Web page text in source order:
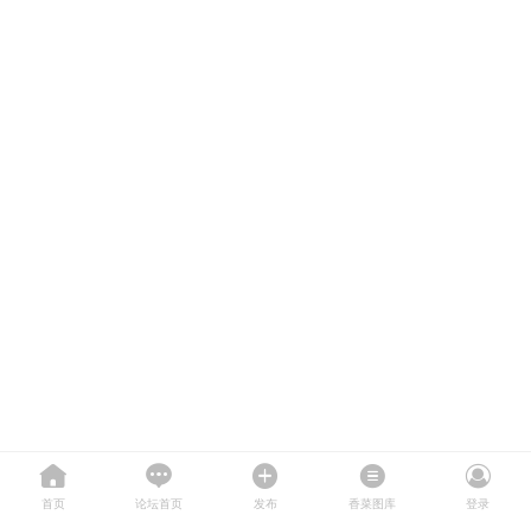
首页 论坛首页 发布 香菜图库 登录